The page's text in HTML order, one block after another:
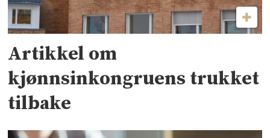
Artikkel om
kjønnsinkongruens trukket
tilbake